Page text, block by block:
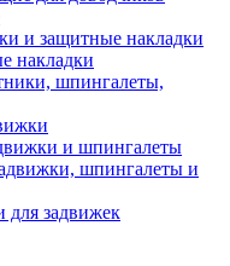
и защитные накладки
накладки
шпингалеты,
и шпингалеты
шпингалеты и
для задвижек